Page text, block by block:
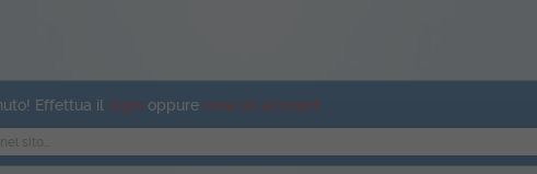
Effettua il login oppure crea un account